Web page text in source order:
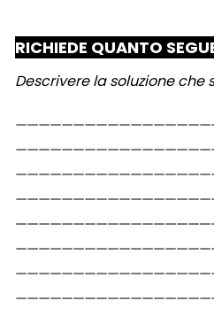
RICHIEDE QUANTO
Descrivere la soluzione